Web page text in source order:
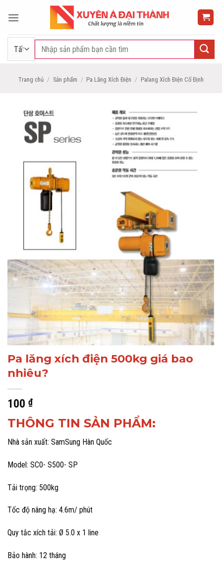
qua
Tìm
Trang chủ / Sản phẩm / Pa Lăng Xích Điện / Palang Xích Điện Cố Định
Pa lăng xích điện 500kg giá bao
nhiêu?
100 ₫
THÔNG TIN SẢN PHẨM:
Nhà sản xuất: SamSung Hàn Quốc
Model: SC0- S500- SP
Tải trọng: 500kg
Tốc độ nâng hạ: 4.6m/ phút
Quy tắc xích tải: Ø 5.0 x 1 line
Bảo hành: 12 tháng